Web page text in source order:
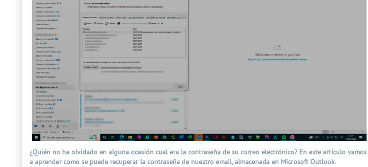
¿Quién no ha olvidado en alguna ocasión cual era la contraseña de su correo electrónico? En este artículo vamos
a aprender como se puede recuperar la contraseña de nuestro email, almacenada en Microsoft Outlook.
Prev Next